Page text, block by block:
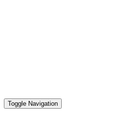
Toggle Navigation